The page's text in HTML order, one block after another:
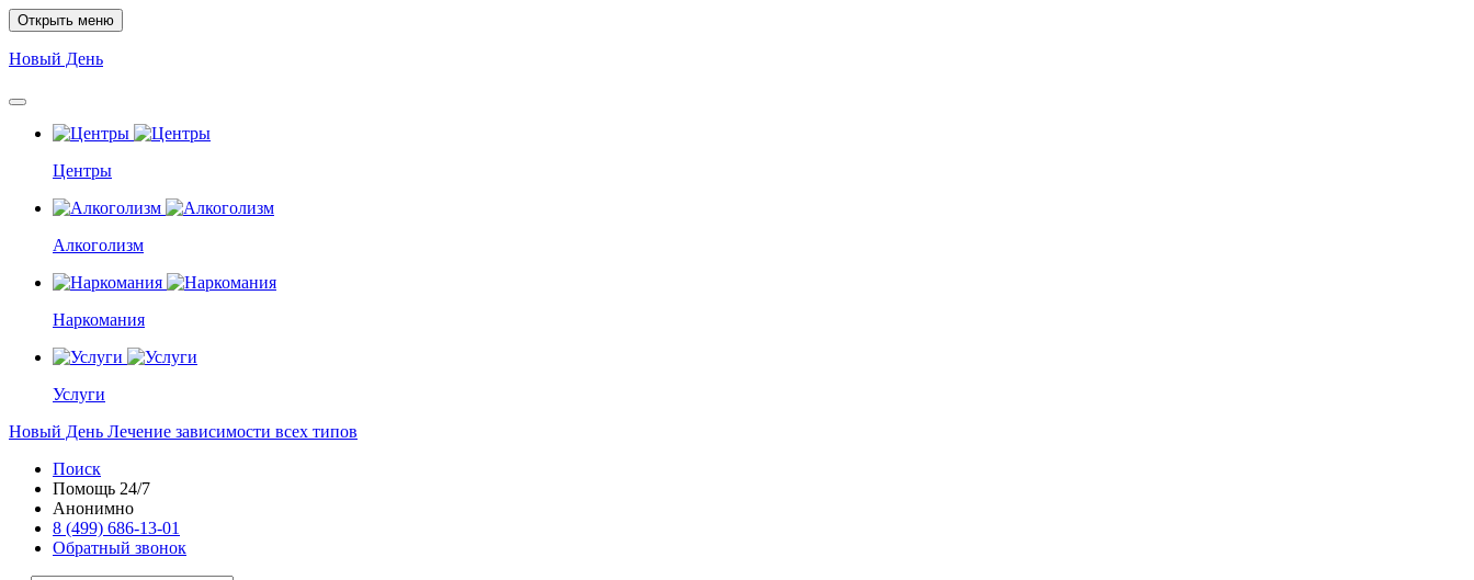
Открыть меню
Новый День
Центры
Алкоголизм
Наркомания
Услуги
Новый День Лечение зависимости всех типов
Поиск
Помощь 24/7
Анонимно
8 (499) 686-13-01
Обратный звонок